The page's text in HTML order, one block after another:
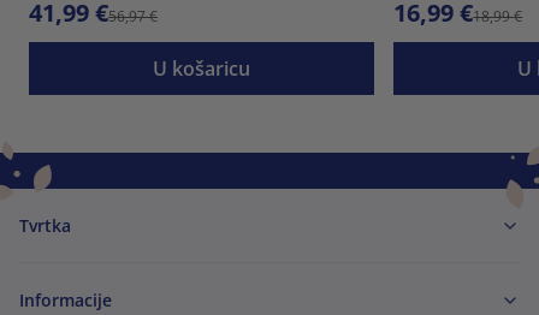
41,99 €56,97 €
U košaricu
16,99 €18,99 €
U
Tvrtka
Informacije